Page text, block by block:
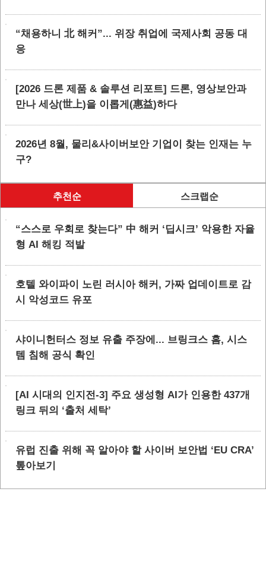
“채용하니 北 해커”... 위장 취업에 국제사회 공동 대
응
[2026 드론 제품 & 솔루션 리포트] 드론, 영상보안과
만나 세상(世上)을 이롭게(惠益)하다
2026년 8월, 물리&사이버보안 기업이 찾는 인재는 누
구?
추천순 스크랩순
“스스로 우회로 찾는다” 中 해커 ‘딥시크’ 악용한 자율
형 AI 해킹 적발
호텔 와이파이 노린 러시아 해커, 가짜 업데이트로 감
시 악성코드 유포
샤이니헌터스 정보 유출 주장에... 브링크스 홈, 시스
템 침해 공식 확인
[AI 시대의 인지전-3] 주요 생성형 AI가 인용한 437개
링크 뒤의 ‘출처 세탁’
유럽 진출 위해 꼭 알아야 할 사이버 보안법 ‘EU CRA’
톺아보기